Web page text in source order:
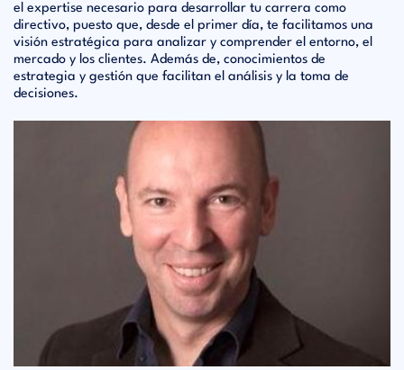
el expertise necesario para desarrollar tu carrera como
directivo, puesto que, desde el primer día, te facilitamos una
visión estratégica para analizar y comprender el entorno, el
mercado y los clientes. Además de, conocimientos de
estrategia y gestión que facilitan el análisis y la toma de
decisiones.